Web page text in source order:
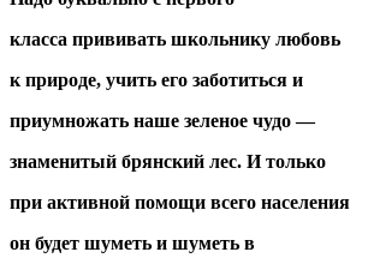
класса прививать школьнику любовь
к природе, учить его заботиться и
приумножать наше зеленое чудо —
знаменитый брянский лес. И только
при активной помощи всего населения
он будет шуметь и шуметь в